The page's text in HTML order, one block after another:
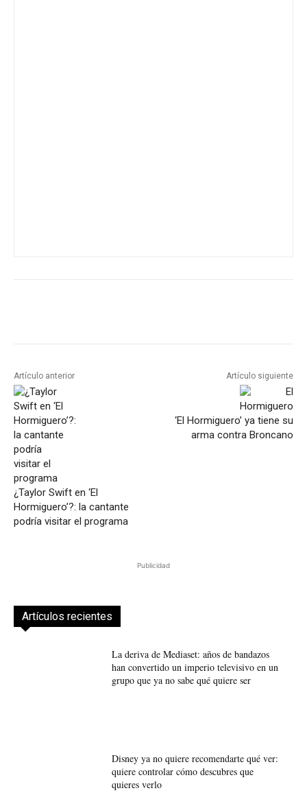
Artículo anterior
¿Taylor Swift en ‘El
Hormiguero’?: la cantante
podría visitar el programa
Artículo siguiente
‘El Hormiguero’ ya tiene su
arma contra Broncano
Publicidad
Artículos recientes
La deriva de Mediaset: años de bandazos
han convertido un imperio televisivo en un
grupo que ya no sabe qué quiere ser
Disney ya no quiere recomendarte qué ver:
quiere controlar cómo descubres que
quieres verlo